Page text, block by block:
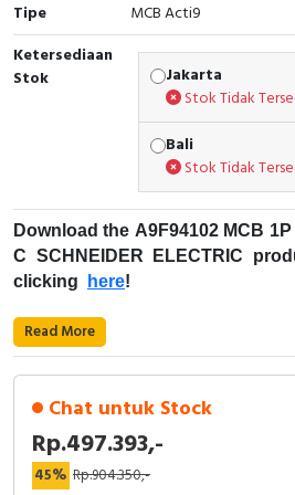
Cable Operated Switch
Signalling Columns
Pressure Switch
Ultrasonic & Rotary Encoder
Limit Switch
Inductive Sensors
Photoelectric
Cam Switch
Panel Box
Tipe
MCB Acti9
Ketersediaan
Stok
Jakarta
Stok Tidak
Bali
Stok Tidak
Download the A9F94102 MCB
C SCHNEIDER ELECTRIC
clicking
here!
Fungsi Pemutus Sirkuit Miniatur
Nama produk : MCB 1P 2A
Deskripsi : ACTI9 iC60L
- A9F94102
MCB for Protection - Acti9 iC60
Read More
Chat untuk Stock
Rp.497.393,-
45% Rp.904.350,-